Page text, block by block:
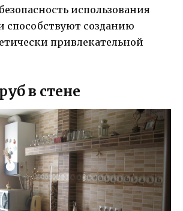
использования
способствуют созданию
привлекательной
в стене